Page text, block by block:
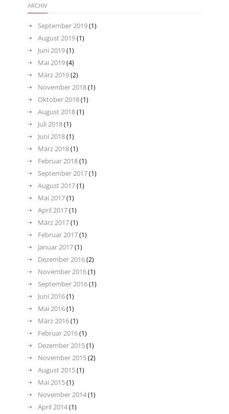
ARCHIV
September 2019(1)
August 2019(1)
Juni 2019(1)
Mai 2019(4)
März 2019(2)
November 2018(1)
Oktober 2018(1)
August 2018(1)
Juli 2018(1)
Juni 2018(1)
März 2018(1)
Februar 2018(1)
September 2017(1)
August 2017(1)
Mai 2017(1)
April 2017(1)
März 2017(1)
Februar 2017(1)
Januar 2017(1)
Dezember 2016(2)
November 2016(1)
September 2016(1)
Juni 2016(1)
Mai 2016(1)
März 2016(1)
Februar 2016(1)
Dezember 2015(1)
November 2015(2)
August 2015(1)
Mai 2015(1)
November 2014(1)
April 2014(1)